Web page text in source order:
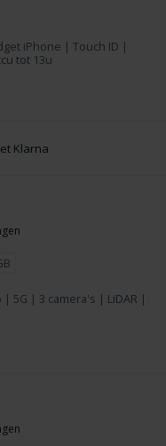
iPhone | Touch ID |
tot 13u
| 5G | 3 camera's | LiDAR |
Refurbished